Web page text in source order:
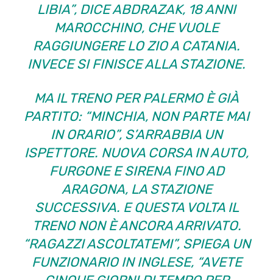
LIBIA”, DICE ABDRAZAK, 18 ANNI
MAROCCHINO, CHE VUOLE
RAGGIUNGERE LO ZIO A CATANIA.
INVECE SI FINISCE ALLA STAZIONE.
MA IL TRENO PER PALERMO È GIÀ
PARTITO: “MINCHIA, NON PARTE MAI
IN ORARIO”, S’ARRABBIA UN
ISPETTORE. NUOVA CORSA IN AUTO,
FURGONE E SIRENA FINO AD
ARAGONA, LA STAZIONE
SUCCESSIVA. E QUESTA VOLTA IL
TRENO NON È ANCORA ARRIVATO.
“RAGAZZI ASCOLTATEMI”, SPIEGA UN
FUNZIONARIO IN INGLESE, “AVETE